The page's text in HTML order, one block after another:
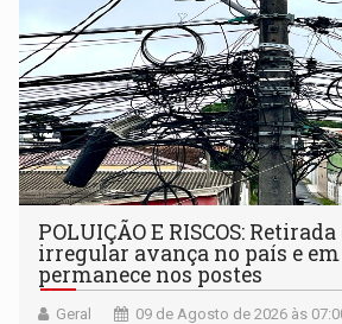
POLUIÇÃO E RISCOS:
irregular avança no país e
permanece nos postes
Geral 09 de Agosto de 2026 às